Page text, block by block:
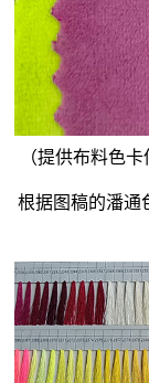
（提供布料色
根据图稿的潘通